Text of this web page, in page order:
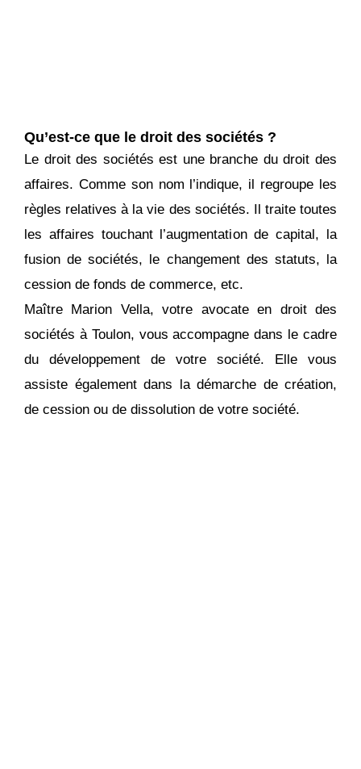
Qu’est-ce que le droit des sociétés ?
Le droit des sociétés est une branche du droit des
affaires. Comme son nom l’indique, il regroupe les
règles relatives à la vie des sociétés. Il traite toutes
les affaires touchant l’augmentation de capital, la
fusion de sociétés, le changement des statuts, la
cession de fonds de commerce, etc.
Maître Marion Vella, votre avocate en droit des
sociétés à Toulon, vous accompagne dans le cadre
du développement de votre société. Elle vous
assiste également dans la démarche de création,
de cession ou de dissolution de votre société.